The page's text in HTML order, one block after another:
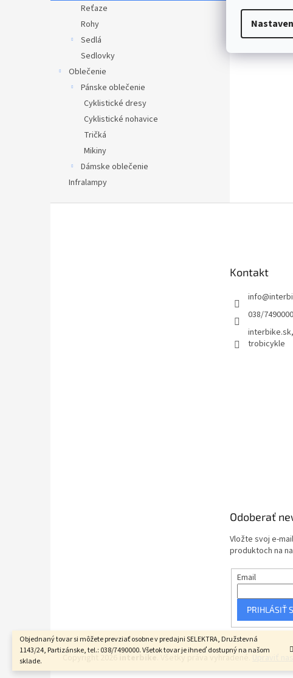
Objednaný tovar si môžete prevziať osobne v predajni SELEKTRA, Družstevná
1143/24, Partizánske, tel.: 038/7490000. Všetok tovar je ihneď dostupný na našom
sklade.
Reťaze
Rohy
Sedlá
Sedlovky
Oblečenie
Pánske oblečenie
Cyklistické dresy
Cyklistické nohavice
Tričká
Mikiny
Dámske oblečenie
Infralampy
Kontakt
info@
038/7490000
trobicykle
Odoberať
Vložte svoj e-
produktoch na
Email
PRIHLÁSIŤ
Copyright 2026 Upraviť